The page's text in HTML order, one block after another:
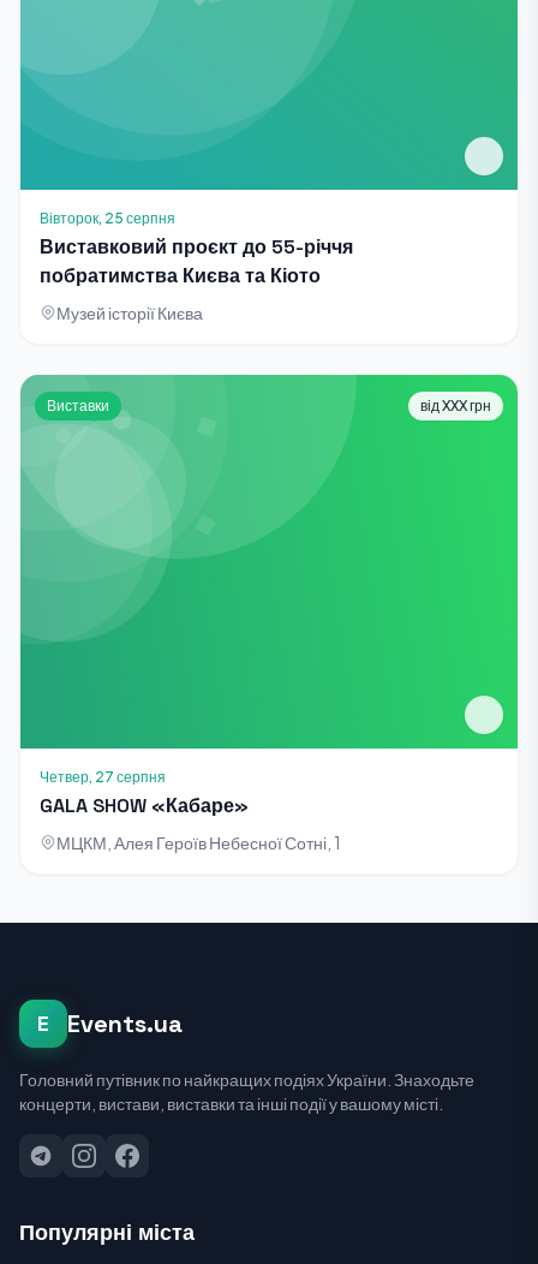
Вівторок, 25 серпня
Виставковий проєкт до 55-річчя
побратимства Києва та Кіото
Музей історії Києва
Виставки від XXX грн
Четвер, 27 серпня
GALA SHOW «Кабаре»
МЦКМ, Алея Героїв Небесної Сотні, 1
E Events.ua
Головний путівник по найкращих подіях України. Знаходьте
концерти, вистави, виставки та інші події у вашому місті.
Популярні міста